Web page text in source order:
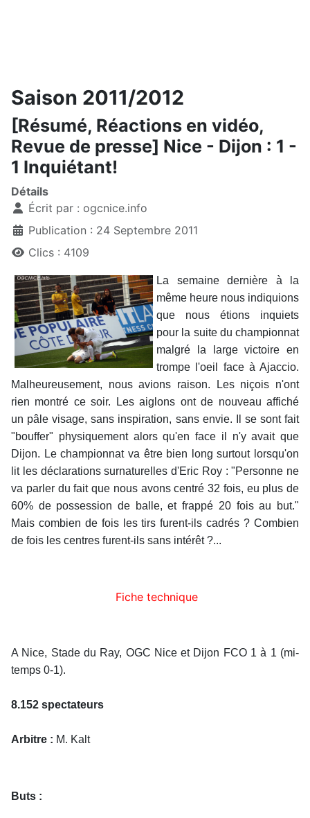
Saison 2011/2012
[Résumé, Réactions en vidéo,
Revue de presse] Nice - Dijon : 1 -
1 Inquiétant!
Détails
Écrit par : ogcnice.info
Publication : 24 Septembre 2011
Clics : 4109
La semaine dernière à la
même heure nous indiquions
que nous étions inquiets
pour la suite du championnat
malgré la large victoire en
trompe l'oeil face à Ajaccio.
Malheureusement, nous avions raison. Les niçois n'ont
rien montré ce soir. Les aiglons ont de nouveau affiché
un pâle visage, sans inspiration, sans envie. Il se sont fait
"bouffer" physiquement alors qu'en face il n'y avait que
Dijon. Le championnat va être bien long surtout lorsqu'on
lit les déclarations surnaturelles d'Eric Roy : "Personne ne
va parler du fait que nous avons centré 32 fois, eu plus de
60% de possession de balle, et frappé 20 fois au but."
Mais combien de fois les tirs furent-ils cadrés ? Combien
de fois les centres furent-ils sans intérêt ?...
Fiche technique
A Nice, Stade du Ray, OGC Nice et Dijon FCO 1 à 1 (mi-
temps 0-1).
8.152 spectateurs
Arbitre : M. Kalt
Buts :